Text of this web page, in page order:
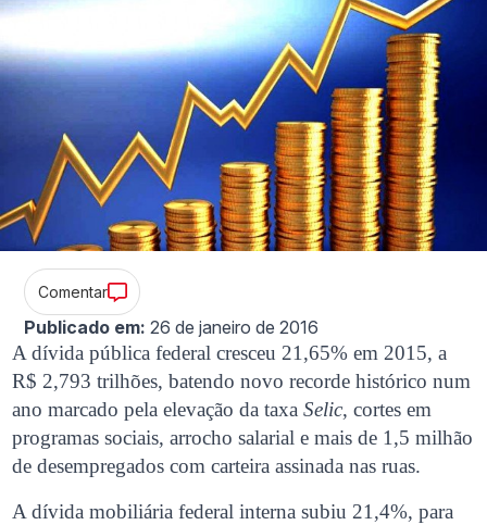
Comentar
Publicado em: 26 de janeiro de 2016
A dívida pública federal cresceu 21,65% em 2015, a
R$ 2,793 trilhões, batendo novo recorde histórico num
ano marcado pela elevação da taxaSelic, cortes em
programas sociais, arrocho salarial e mais de 1,5 milhão
de desempregados com carteira assinada nas ruas.
A dívida mobiliária federal interna subiu 21,4%, para